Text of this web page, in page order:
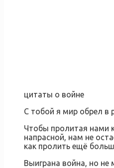
цитаты о войне
С тобой я мир обрел в
Чтобы пролитая нами
напрасной, нам не
как пролить ещё
Выиграна война, но не